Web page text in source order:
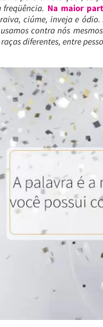
Na maior
ciúme, inveja e
contra nós
diferentes, entre